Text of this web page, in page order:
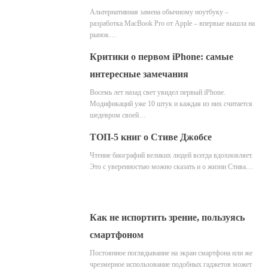
Альтернативная замена обычному ноутбуку –
разработка MacBook Pro от Apple – впервые вышла на
рынок…
Критики о первом iPhone: самые
интересные замечания
Восемь лет назад свет увидел первый iPhone.
Модификаций уже 10 штук и каждая из них считается
шедевром своей…
ТОП-5 книг о Стиве Джобсе
Чтение биографий великих людей всегда вдохновляет.
Это с уверенностью можно сказать и о жизни Стива…
Как не испортить зрение, пользуясь
смартфоном
Постоянное поглядывание на экран смартфона или же
чрезмерное использование подобных гаджетов может